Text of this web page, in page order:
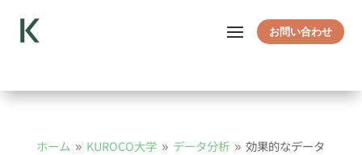
お問い合わせ
ホーム 9 KUROCO大学 9 データ分析 9 効果的なデータ